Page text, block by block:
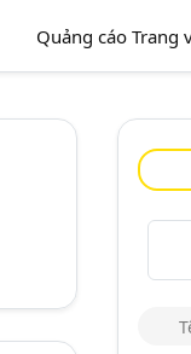
Quảng cáo Trang